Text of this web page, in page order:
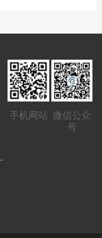
手机网站 微信公众
号